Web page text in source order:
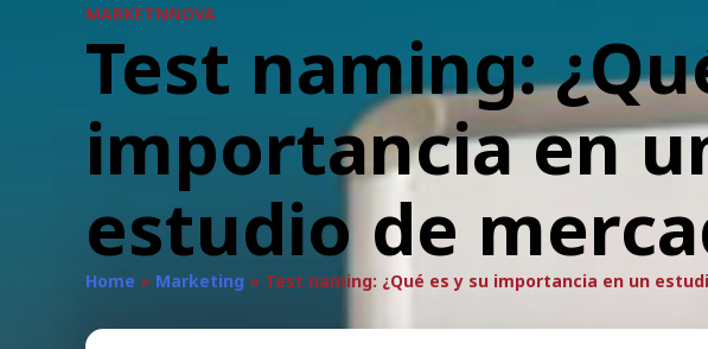
MARKETNNOVA
Test naming:
importancia en
estudio de
Home » Marketing » Test naming: ¿Qué es y su importancia en un